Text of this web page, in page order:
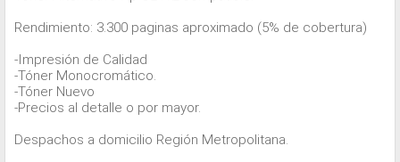
Rendimiento: 3.300 paginas aproximado (5% de cobertura)
-Impresión de Calidad
-Tóner Monocromático.
-Tóner Nuevo
-Precios al detalle o por mayor.
Despachos a domicilio Región Metropolitana.